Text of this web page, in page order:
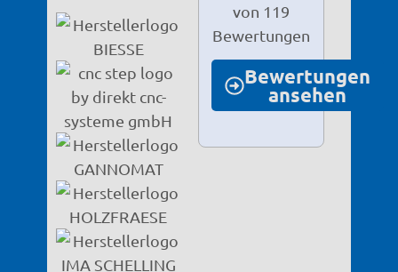
von 119
Bewertungen
Bewertungen
ansehen